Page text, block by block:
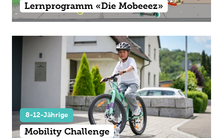
Lernprogramm «Die Mobeeez»
8-12-Jährige
Mobility Challenge